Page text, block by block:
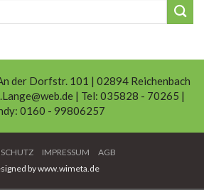
der Dorfstr. 101 | 02894 Reichenbach
| Tel: 035828 - 70265 |
0160 - 99806257
IMPRESSUM
AGB
by www.wimeta.de